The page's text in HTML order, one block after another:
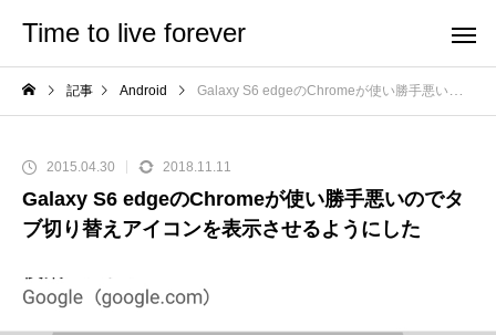
Time to live forever
記事 Android Galaxy S6 edgeのChromeが使い勝手悪いのでタブ切り替えアイコンを表示させるようにした
2015.04.30 2018.11.11
Galaxy S6 edgeのChromeが使い勝手悪いのでタ
ブ切り替えアイコンを表示させるようにした